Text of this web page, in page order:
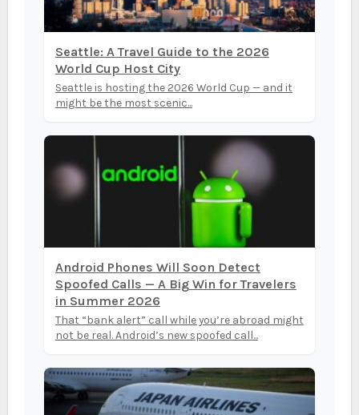
Seattle: A Travel Guide to the 2026
World Cup Host City
Seattle is hosting the 2026 World Cup — and it
might be the most scenic...
Android Phones Will Soon Detect
Spoofed Calls — A Big Win for Travelers
in Summer 2026
That “bank alert” call while you’re abroad might
not be real. Android’s new spoofed call...